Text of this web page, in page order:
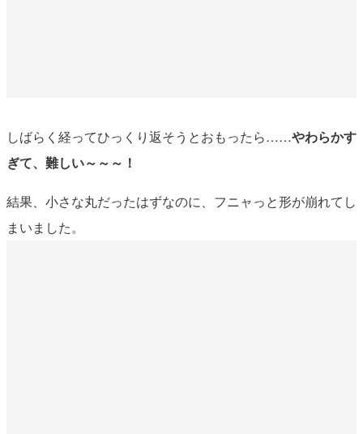
しばらく経ってひっくり返そうとおもったら……やわらかす
ぎて、難しい～～～！
結果、小さな丸だったはずなのに、フニャっと形が崩れてし
まいました。